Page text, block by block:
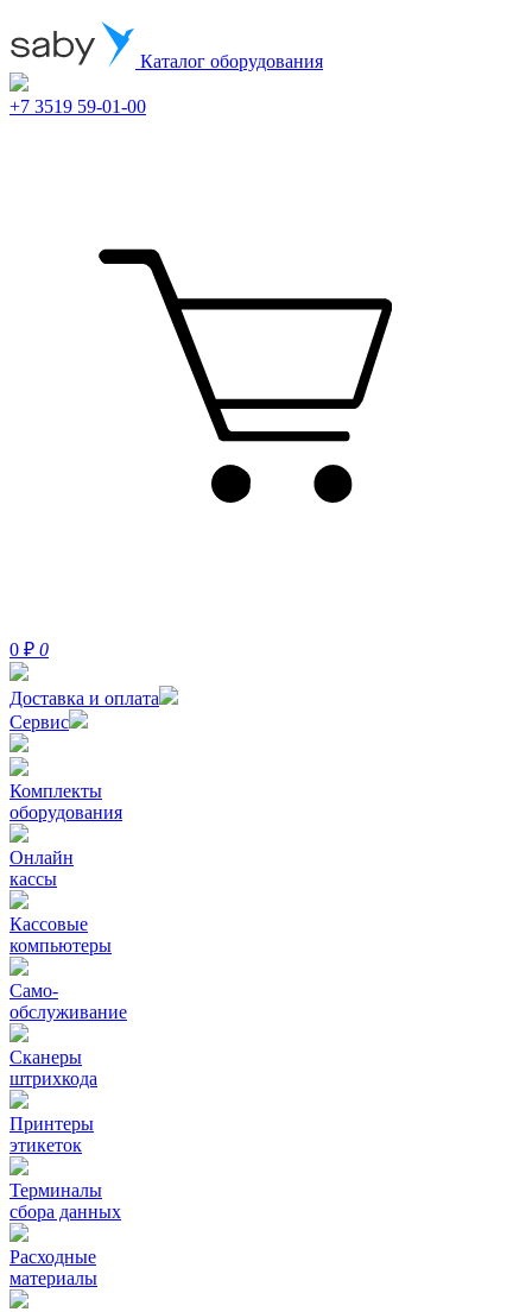
Каталог оборудования
+7 3519 59-01-00
0 ₽ 0
Доставка и оплата
Сервис
Комплекты
оборудования
Онлайн
кассы
Кассовые
компьютеры
Само-
обслуживание
Сканеры
штрихкода
Принтеры
этикеток
Терминалы
сбора данных
Расходные
материалы